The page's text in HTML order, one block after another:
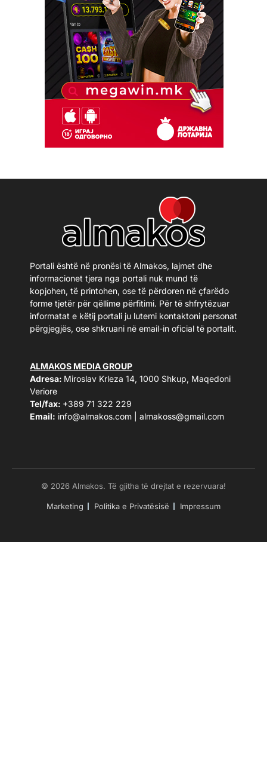
Portali është në pronësi të Almakos, lajmet dhe
informacionet tjera nga portali nuk mund të
kopjohen, të printohen, ose të përdoren në çfarëdo
forme tjetër për qëllime përfitimi. Për të shfrytëzuar
informatat e këtij portali ju lutemi kontaktoni personat
përgjegjës, ose shkruani në email-in oficial të portalit.
ALMAKOS MEDIA GROUP
Adresa: Miroslav Krleza 14, 1000 Shkup, Maqedoni
Veriore
Tel/fax: +389 71 322 229
Email: info@almakos.com almakoss@gmail.com
© 2026 Almakos. Të gjitha të drejtat e rezervuara!
Marketing Politika e Privatësisë Impressum